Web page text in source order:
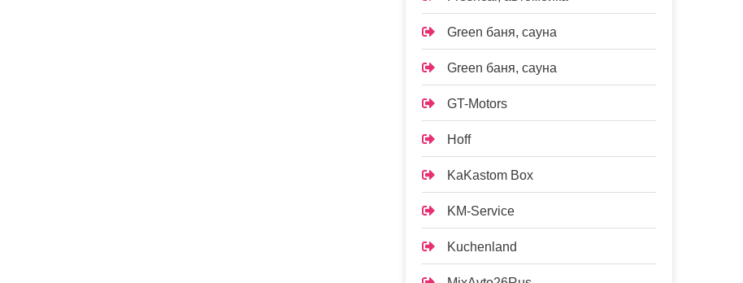
Green баня, сауна
Green баня, сауна
GT-Motors
Hoff
KaKastom Box
KM-Service
Kuchenland